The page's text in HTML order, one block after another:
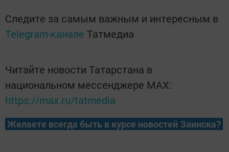
Следите за самым важным и интересным в
Telegram-канале Татмедиа
Читайте новости Татарстана в
национальном мессенджере MАХ:
https://max.ru/tatmedia
Желаете всегда быть в курсе новостей Заинска?